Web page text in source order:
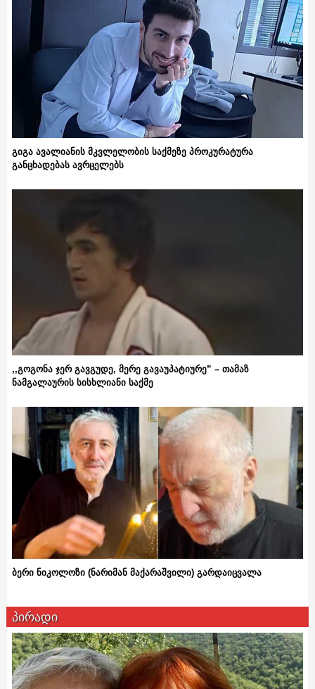
გიგა ავალიანის მკვლელობის საქმეზე პროკურატურა
განცხადებას ავრცელებს
,,გოგონა ჯერ გავგუდე, მერე გავაუპატიურე” – თამაზ
ნამგალაურის სისხლიანი საქმე
ბერი ნიკოლოზი (ნარიმან მაქარაშვილი) გარდაიცვალა
პირადი